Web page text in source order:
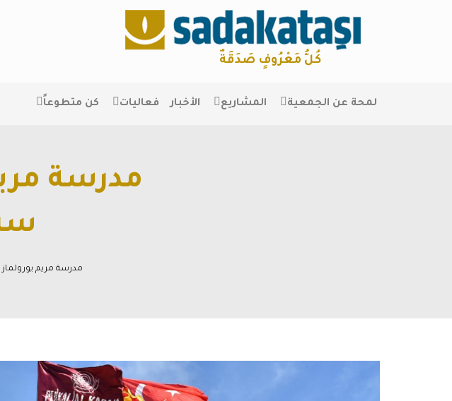
كُلُّ مَعْرُوفٍ صَدَقَةٌ
لمحة عن الجمعية المشاريع الأخبار فعاليات كن متطوعاً
مدرسة
مدرسة مريم يورولماز